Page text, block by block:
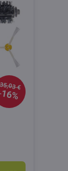
35,03 €
16%